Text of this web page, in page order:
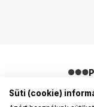
Süti (cookie)